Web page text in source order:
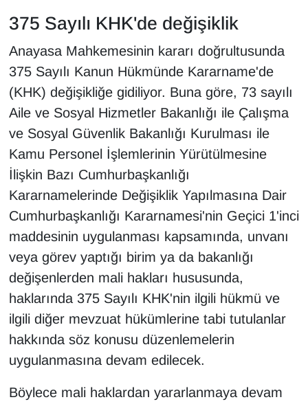
375 Sayılı KHK'de değişiklik
Anayasa Mahkemesinin kararı doğrultusunda
375 Sayılı Kanun Hükmünde Kararname'de
(KHK) değişikliğe gidiliyor. Buna göre, 73 sayılı
Aile ve Sosyal Hizmetler Bakanlığı ile Çalışma
ve Sosyal Güvenlik Bakanlığı Kurulması ile
Kamu Personel İşlemlerinin Yürütülmesine
İlişkin Bazı Cumhurbaşkanlığı
Kararnamelerinde Değişiklik Yapılmasına Dair
Cumhurbaşkanlığı Kararnamesi'nin Geçici 1'inci
maddesinin uygulanması kapsamında, unvanı
veya görev yaptığı birim ya da bakanlığı
değişenlerden mali hakları hususunda,
haklarında 375 Sayılı KHK'nin ilgili hükmü ve
ilgili diğer mevzuat hükümlerine tabi tutulanlar
hakkında söz konusu düzenlemelerin
uygulanmasına devam edilecek.
Böylece mali haklardan yararlanmaya devam